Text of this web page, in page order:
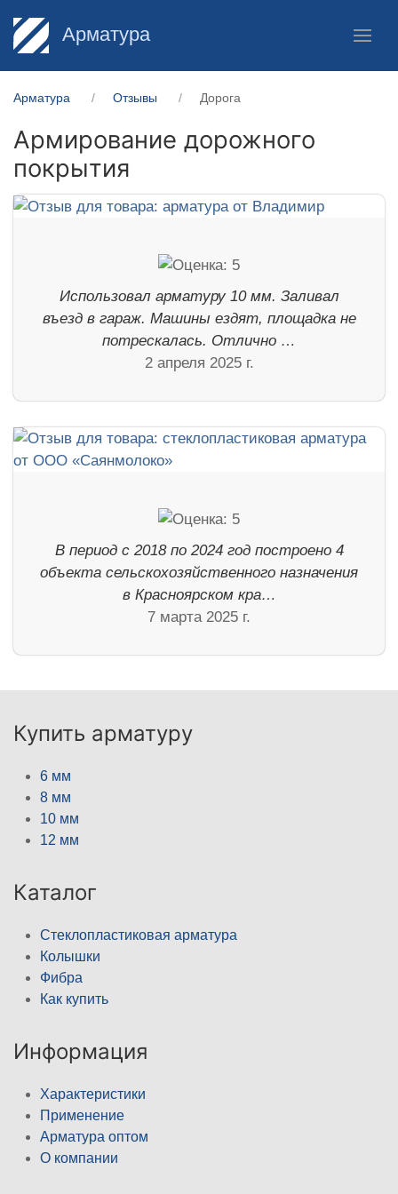
Арматура
Арматура Отзывы Дорога
Армирование дорожного
покрытия
Использовал арматуру 10 мм. Заливал
въезд в гараж. Машины ездят, площадка не
потрескалась. Отлично …
2 апреля 2025 г.
В период с 2018 по 2024 год построено 4
объекта сельскохозяйственного назначения
в Красноярском кра…
7 марта 2025 г.
Купить арматуру
6 мм
8 мм
10 мм
12 мм
Каталог
Стеклопластиковая арматура
Колышки
Фибра
Как купить
Информация
Характеристики
Применение
Арматура оптом
О компании